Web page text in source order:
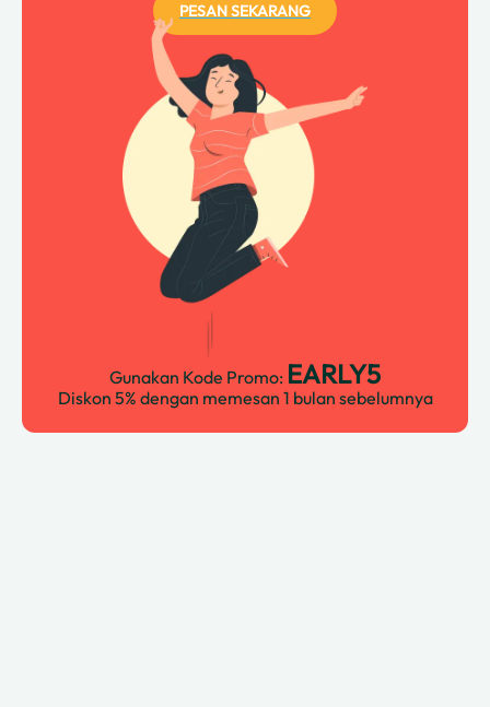
PESAN SEKARANG
Gunakan Kode Promo: EARLY5
Diskon 5% dengan memesan 1 bulan sebelumnya